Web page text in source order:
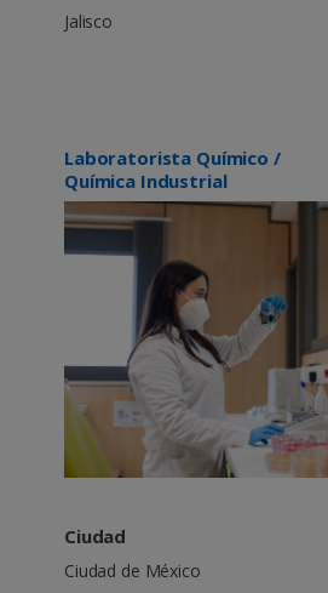
Jalisco
Laboratorista Químico /
Química Industrial
Ciudad
Ciudad de México